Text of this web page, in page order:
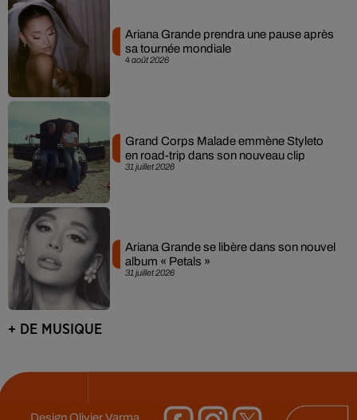
4 août 2026
Ariana Grande prendra une pause après
sa tournée mondiale
31 juillet 2026
Grand Corps Malade emmène Styleto
en road-trip dans son nouveau clip
31 juillet 2026
Ariana Grande se libère dans son nouvel
album « Petals »
+ DE MUSIQUE